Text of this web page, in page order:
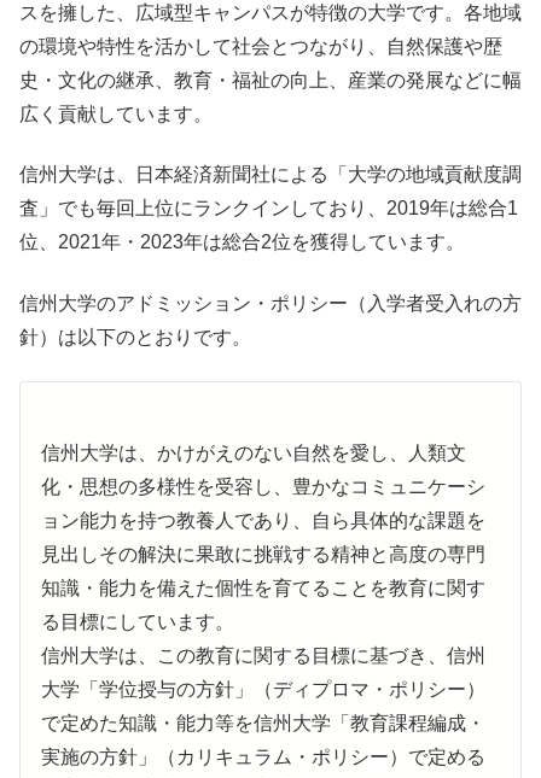
スを擁した、広域型キャンパスが特徴の大学です。各地域
の環境や特性を活かして社会とつながり、自然保護や歴
史・文化の継承、教育・福祉の向上、産業の発展などに幅
広く貢献しています。
信州大学は、日本経済新聞社による「大学の地域貢献度調
査」でも毎回上位にランクインしており、2019年は総合1
位、2021年・2023年は総合2位を獲得しています。
信州大学のアドミッション・ポリシー（入学者受入れの方
針）は以下のとおりです。
信州大学は、かけがえのない自然を愛し、人類文
化・思想の多様性を受容し、豊かなコミュニケーシ
ョン能力を持つ教養人であり、自ら具体的な課題を
見出しその解決に果敢に挑戦する精神と高度の専門
知識・能力を備えた個性を育てることを教育に関す
る目標にしています。
信州大学は、この教育に関する目標に基づき、信州
大学「学位授与の方針」（ディプロマ・ポリシー）
で定めた知識・能力等を信州大学「教育課程編成・
実施の方針」（カリキュラム・ポリシー）で定める